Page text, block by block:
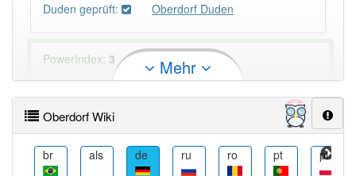
Duden geprüft: Oberdorf Duden
PowerIndex: 3
Häufigkeit: 4 von 10
Wörter mit Endung-oberdorf: 1
Mehr
Oberdorf Wiki
br als de ru ro pt pl